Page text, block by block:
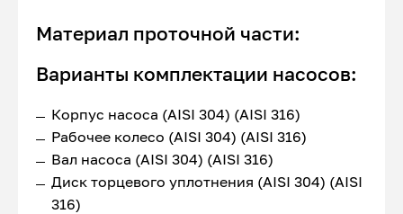
Материал проточной части:
Варианты комплектации насосов:
Корпус насоса (AISI 304) (AISI 316)
Рабочее колесо (AISI 304) (AISI 316)
Вал насоса (AISI 304) (AISI 316)
Диск торцевого уплотнения (AISI 304) (AISI
316)